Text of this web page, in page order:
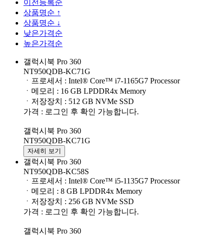
이전등록순
상품명순 ↑
상품명순 ↓
낮은가격순
높은가격순
갤럭시북 Pro 360
NT950QDB-KC71G
ㆍ프로세서 : Intel® Core™ i7-1165G7 Processor
ㆍ메모리 : 16 GB LPDDR4x Memory
ㆍ저장장치 : 512 GB NVMe SSD
가격 : 로그인 후 확인 가능합니다.
갤럭시북 Pro 360
NT950QDB-KC71G
자세히 보기
갤럭시북 Pro 360
NT950QDB-KC58S
ㆍ프로세서 : Intel® Core™ i5-1135G7 Processor
ㆍ메모리 : 8 GB LPDDR4x Memory
ㆍ저장장치 : 256 GB NVMe SSD
가격 : 로그인 후 확인 가능합니다.
갤럭시북 Pro 360